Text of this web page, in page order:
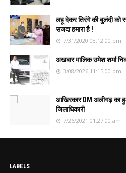
लहू देकर तिरंगे की बुलंदी को
सजदा हमारा है !
7/31/2020 08:12:00 pm
अखबार मालिक उमेश शर्मा
3/08/2026 11:15:00 pm
आखिरकार DM अलीगढ़ का
जिलाधिकारी
7/26/2021 01:27:00 am
LABELS